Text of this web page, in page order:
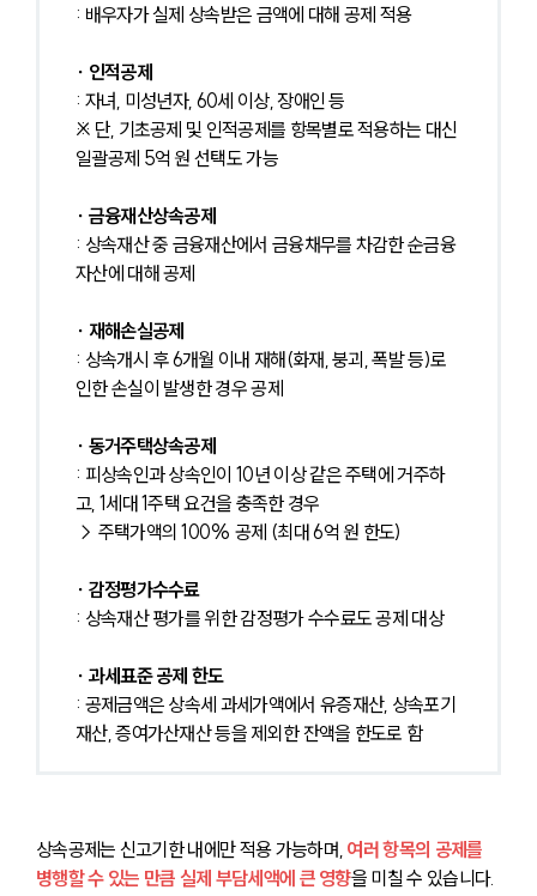
: 배우자가 실제 상속받은 금액에 대해 공제 적용
∙ 인적공제
: 자녀, 미성년자, 60세 이상, 장애인 등
※ 단, 기초공제 및 인적공제를 항목별로 적용하는 대신
일괄공제 5억 원 선택도 가능
∙ 금융재산상속공제
: 상속재산 중 금융재산에서 금융채무를 차감한 순금융
자산에 대해 공제
∙ 재해손실공제
: 상속개시 후 6개월 이내 재해(화재, 붕괴, 폭발 등)로
인한 손실이 발생한 경우 공제
∙ 동거주택상속공제
: 피상속인과 상속인이 10년 이상 같은 주택에 거주하
고, 1세대 1주택 요건을 충족한 경우
→ 주택가액의 100% 공제 (최대 6억 원 한도)
∙ 감정평가수수료
: 상속재산 평가를 위한 감정평가 수수료도 공제 대상
∙ 과세표준 공제 한도
: 공제금액은 상속세 과세가액에서 유증재산, 상속포기
재산, 증여가산재산 등을 제외한 잔액을 한도로 함
상속공제는 신고기한 내에만 적용 가능하며, 여러 항목의 공제를
병행할 수 있는 만큼 실제 부담세액에 큰 영향을 미칠 수 있습니다.